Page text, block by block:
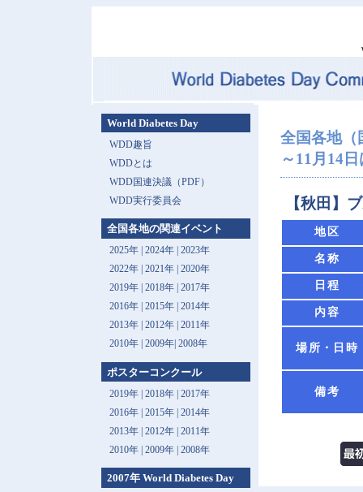
全国各地（
～11月14
【秋田】
地区
名称
日程
内容
場所・日時
備考
World Diabetes Day
WDD趣旨
WDDとは
WDD国連決議（PDF）
WDD実行委員会
全国各地の関連イベント
2025年| 2024年| 2023年
2022年| 2021年| 2020年
2019年| 2018年| 2017年
2016年| 2015年| 2014年
2013年 | 2012年| 2011年
2010年| 2009年| 2008年
ポスターコンクール
2019年 | 2018年 | 2017年
2016年 | 2015年 | 2014年
2013年 | 2012年 | 2011年
2010年 | 2009年 | 2008年
2007年 World Diabetes Day